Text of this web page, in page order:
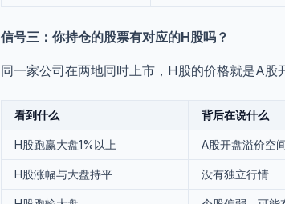
信号三：你持仓的股票有对应的H股吗？
同一家公司在两地同时上市，H股的价格就是A股
看到什么 背后在说什么
H股跑赢大盘1%以上 A股开盘溢价空
H股涨幅与大盘持平 没有独立行情